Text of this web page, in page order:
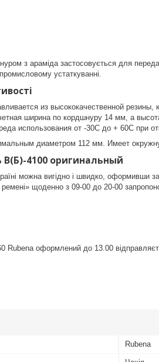
з араміда застосовується для
устаткуванні.
из высококачественной
ширина по кордшнуру 14 мм, а
использования от -30С до + 60С при
диаметром 112 мм. Имеет
4100 оригинальный
можна вигідно і швидко, оформивши
щоденно з 09-00 до 20-00
Rubena оформлений до 13.00
Rubena